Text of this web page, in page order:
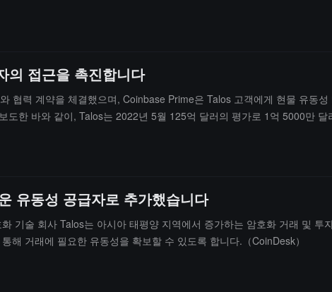
의 접근을 촉진합니다
협력 계약을 체결했으며, Coinbase Prime은 Talos 고객에게 현물 유동
한 바와 같이, Talos는 2022년 5월 125억 달러의 평가로 1억 5000만
유동성 공급자로 추가했습니다
기술 회사 Talos는 아시아 태평양 지역에서 증가하는 암호화 거래 및
거래에 필요한 유동성을 확보할 수 있도록 합니다.（CoinDesk）